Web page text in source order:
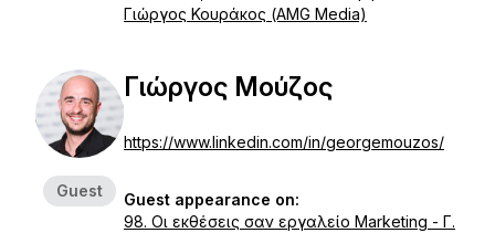
Γιώργος Κουράκος (AMG Media)
Guest
Γιώργος Μούζος
https://www.linkedin.com/in/georgemouzos/
Guest appearance on:
98. Οι εκθέσεις σαν εργαλείο Marketing - Γ.